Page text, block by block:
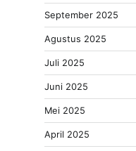
September 2025
Agustus 2025
Juli 2025
Juni 2025
Mei 2025
April 2025